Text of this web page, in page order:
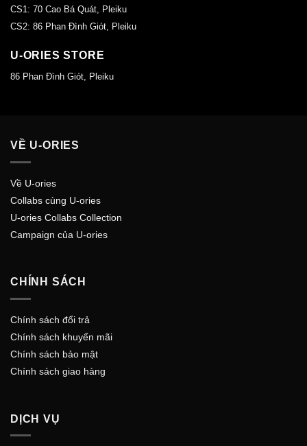
CS1: 70 Cao Bá Quát, Pleiku
CS2: 86 Phan Đình Giót, Pleiku
U-ORIES STORE
86 Phan Đình Giót, Pleiku
VỀ U-ORIES
Về U-ories
Collabs cùng U-ories
U-ories Collabs Collection
Campaign của U-ories
CHÍNH SÁCH
Chính sách đổi trả
Chính sách khuyến mãi
Chính sách bảo mật
Chính sách giao hàng
DỊCH VỤ